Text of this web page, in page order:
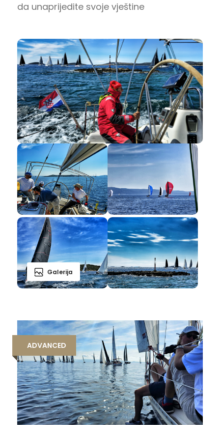
da unaprijedite svoje vještine
Galerija
ADVANCED